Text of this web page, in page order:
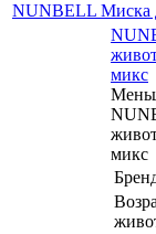
NUNBELL Миска
микс
микс